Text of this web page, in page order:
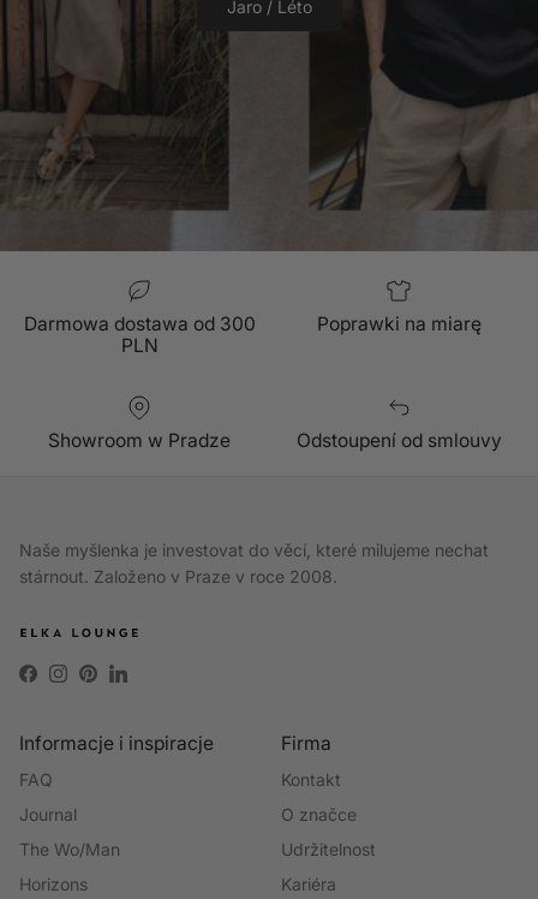
Jaro / Léto
Darmowa dostawa od 300
PLN
Poprawki na miarę
Showroom w Pradze Odstoupení od smlouvy
Naše myšlenka je investovat do věcí, které milujeme nechat
stárnout. Založeno v Praze v roce 2008.
Facebook
Instagram
PinterestLinkedIn
Informacje i inspiracje
FAQ
Journal
The Wo/Man
Horizons
Firma
Kontakt
O značce
Udržitelnost
Kariéra